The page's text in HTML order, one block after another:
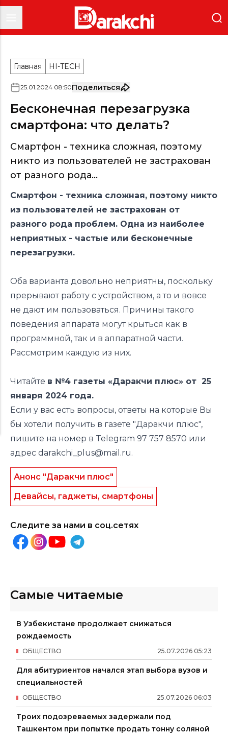
Главная HI-TECH
25.01.2024 08:50Поделиться
Бесконечная перезагрузка
смартфона: что делать?
Смартфон - техника сложная, поэтому
никто из пользователей не застрахован
от разного рода...
Смартфон - техника сложная, поэтому никто
из пользователей не застрахован от
разного рода проблем. Одна из наиболее
неприятных - частые или бесконечные
перезагрузки.
Оба варианта довольно неприятны, поскольку
прерывают работу с устройством, а то и вовсе
не дают им пользоваться. Причины такого
поведения аппарата могут крыться как в
программной, так и в аппаратной части.
Рассмотрим каждую из них.
Читайте в №4 газеты «Даракчи плюс» от 25
января 2024 года.
Если у вас есть вопросы, ответы на которые Вы
бы хотели получить в газете "Даракчи плюс",
пишите на номер в Telegram 97 757 8570 или
адрес darakchi_plus@mail.ru.
Анонс "Даракчи плюс"
Девайсы, гаджеты, смартфоны
Следите за нами в соц.сетях
Самые читаемые
В Узбекистане продолжает снижаться
рождаемость
25.07.2026 05:23
ОБЩЕСТВО
Для абитуриентов начался этап выбора вузов и
специальностей
25.07.2026 06:03
ОБЩЕСТВО
Троих подозреваемых задержали под
Ташкентом при попытке продать тонну соляной